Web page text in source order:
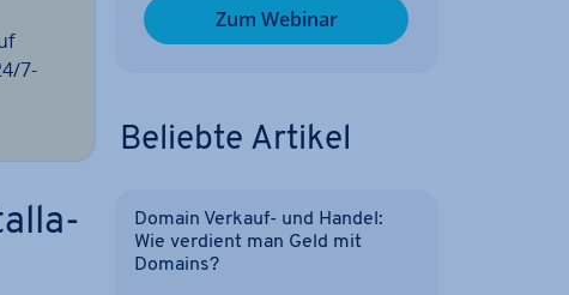
7-
Zum Webinar
Beliebte Artikel
Domain Verkauf- und Handel:
Wie verdient man Geld mit
Domains?